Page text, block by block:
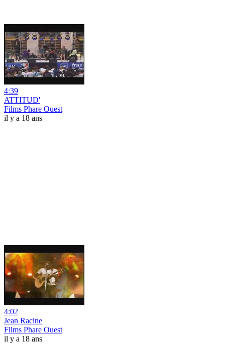
4:39
ATTITUD'
Films Phare Ouest
il y a 18 ans
4:02
Jean Racine
Films Phare Ouest
il y a 18 ans